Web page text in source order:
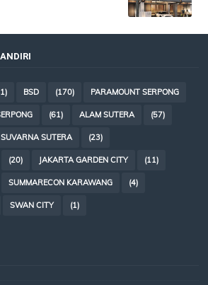
BSD (170) PARAMOUNT SERPONG
(61) ALAM SUTERA (57)
SUVARNA SUTERA (23)
(20) JAKARTA GARDEN CITY (11)
SUMMARECON KARAWANG (4)
SWAN CITY (1)